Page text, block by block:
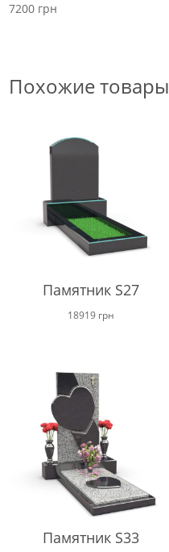
7200 грн
Похожие товары
Памятник S27
18919 грн
Памятник S33